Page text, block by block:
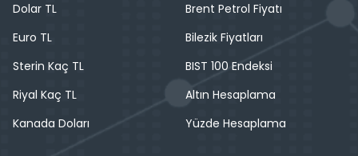
Dolar TL
Euro TL
Sterin Kaç TL
Riyal Kaç TL
Kanada Doları
Brent Petrol Fiyatı
Bilezik Fiyatları
BIST 100 Endeksi
Altın Hesaplama
Yüzde Hesaplama